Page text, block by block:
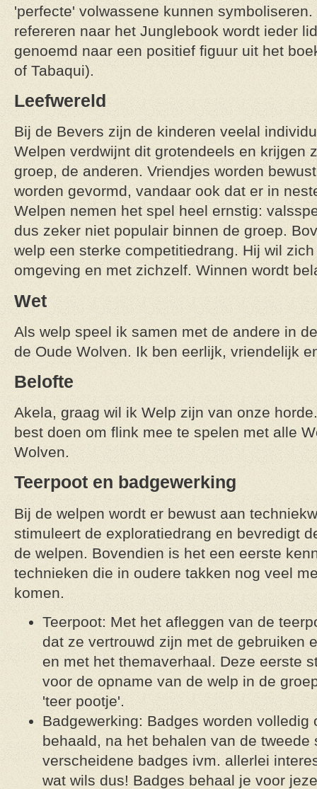
'perfecte' volwassene kunnen
refereren naar het Junglebook wordt ieder
genoemd naar een positief figuur uit het
of Tabaqui).
Leefwereld
Bij de Bevers zijn de kinderen veelal
Welpen verdwijnt dit grotendeels en krijgen
groep, de anderen. Vriendjes worden
worden gevormd, vandaar ook dat er in
Welpen nemen het spel heel ernstig:
dus zeker niet populair binnen de groep.
welp een sterke competitiedrang. Hij wil
omgeving en met zichzelf. Winnen wordt
Wet
Als welp speel ik samen met de andere in
de Oude Wolven. Ik ben eerlijk, vriendelijk
Belofte
Akela, graag wil ik Welp zijn van onze
best doen om flink mee te spelen met alle
Wolven.
Teerpoot en badgewerking
Bij de welpen wordt er bewust aan
stimuleert de exploratiedrang en bevredigt
de welpen. Bovendien is het een eerste
technieken die in oudere takken nog veel
komen.
Teerpoot: Met het afleggen van de
dat ze vertrouwd zijn met de gebruiken
en met het themaverhaal. Deze eerste
voor de opname van de welp in de
'teer pootje'.
Badgewerking: Badges worden volledig
behaald, na het behalen van de tweede
verscheidene badges ivm. allerlei
wat wils dus! Badges behaal je voor